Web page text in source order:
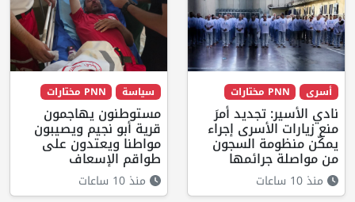
أسرى PNN مختارات
نادي الأسير: تجديد أمرَ
منع زيارات الأسرى إجراء
يمكّن منظومة السجون
من مواصلة جرائمها
منذ 10 ساعات
سياسة PNN مختارات
مستوطنون يهاجمون
قرية أبو نجيم ويصيبون
مواطنا ويعتدون على
طواقم الإسعاف
منذ 10 ساعات